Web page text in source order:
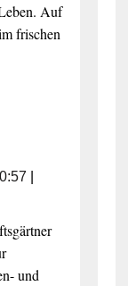
Auf
frischen
und